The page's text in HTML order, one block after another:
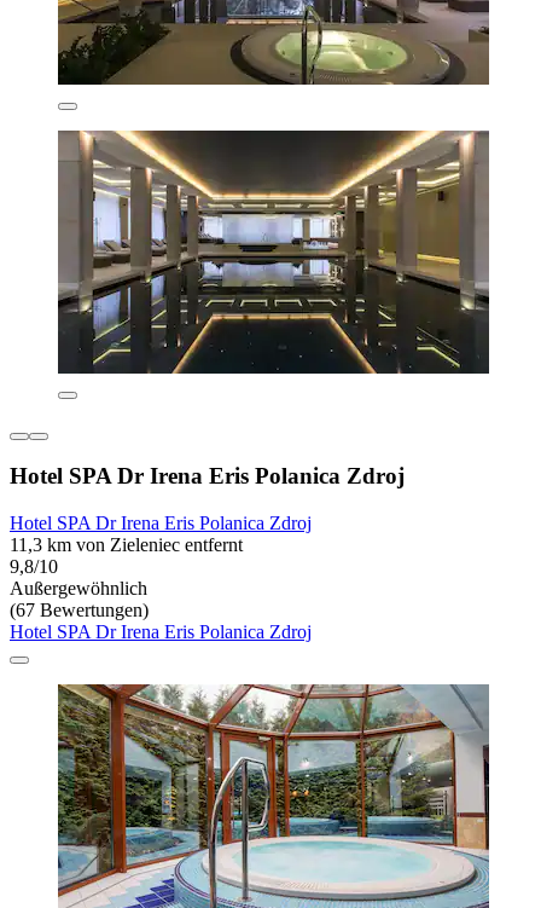
Hotel SPA Dr Irena Eris Polanica Zdroj
Hotel SPA Dr Irena Eris Polanica Zdroj
11,3 km von Zieleniec entfernt
9,8/10
Außergewöhnlich
(67 Bewertungen)
Hotel SPA Dr Irena Eris Polanica Zdroj